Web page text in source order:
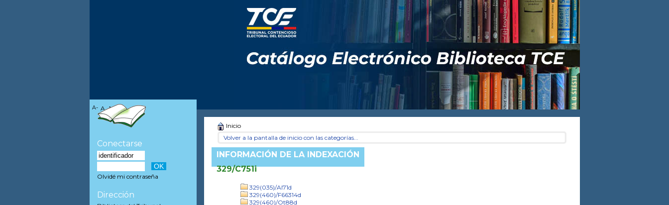
Inicio
Volver a la pantalla de inicio con las categorías...
INFORMACIÓN DE LA INDEXACIÓN
329/C751i
329(035)/Al71d
329(460)/F66314d
329(460)/Ot88d
A- A A+
Conectarse
Olvidé mi contraseña
Dirección